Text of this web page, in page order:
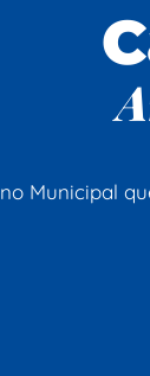
Municipal